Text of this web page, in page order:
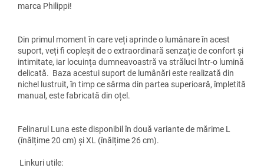
marca Philippi!
Din primul moment în care veți aprinde o lumânare în acest
suport, veți fi copleșit de o extraordinară senzație de confort și
intimitate, iar locuința dumneavoastră va străluci într-o lumină
delicată. Baza acestui suport de lumânări este realizată din
nichel lustruit, în timp ce sârma din partea superioară, împletită
manual, este fabricată din oțel.
Felinarul Luna este disponibil în două variante de mărime L
(înălțime 20 cm) și XL (înălțime 26 cm).
Linkuri utile: